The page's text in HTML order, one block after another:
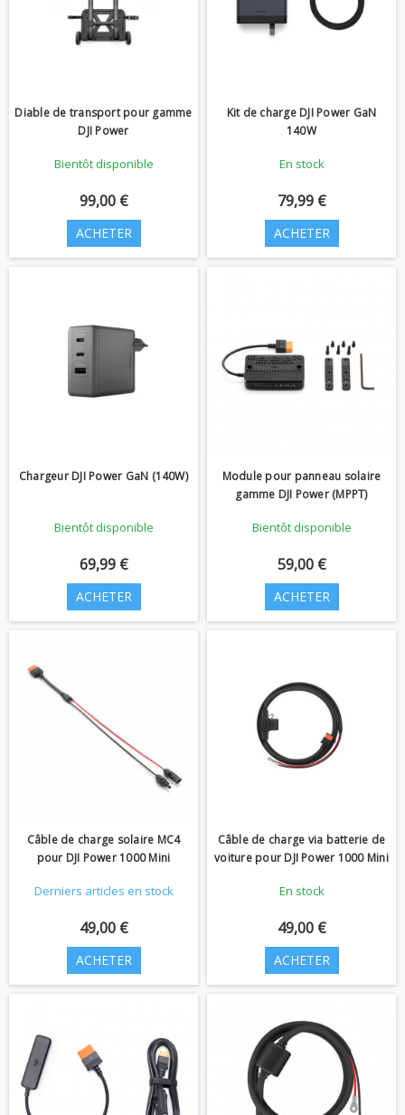
Diable de transport pour gamme
DJI Power
Bientôt disponible
99,00 €
ACHETER
Kit de charge DJI Power GaN
140W
En stock
79,99 €
ACHETER
Chargeur DJI Power GaN (140W)
Bientôt disponible
69,99 €
ACHETER
Module pour panneau solaire
gamme DJI Power (MPPT)
Bientôt disponible
59,00 €
ACHETER
Câble de charge solaire MC4
pour DJI Power 1000 Mini
Derniers articles en stock
49,00 €
ACHETER
Câble de charge via batterie de
voiture pour DJI Power 1000 Mini
En stock
49,00 €
ACHETER